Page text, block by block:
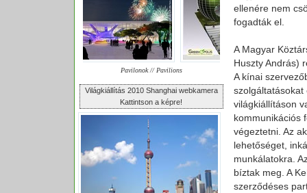
Pavilonok // Pavilions
Világkiállítás 2010 Shanghai webkamera
Kattintson a képre!
ellenére nem
fogadták el.
A Magyar
Huszty András)
A kínai
világkiállításon
kommunikációs
végeztetni. Az
lehetőséget,
munkálatokra.
bíztak meg. A
szerződéses